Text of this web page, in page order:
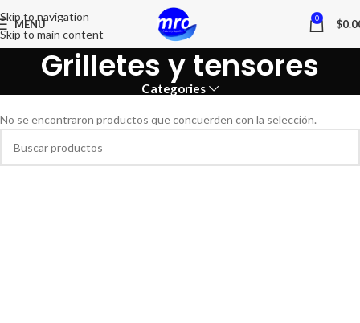
Skip to navigation
Skip to main content
MENU 0 $
Grilletes y tensores
Categories
No se encontraron productos que concuerden con la selección.